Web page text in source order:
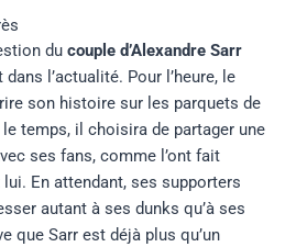
du couple d’Alexandre Sarr
l’actualité. Pour l’heure, le
son histoire sur les parquets de
le temps, il choisira de partager une
ses fans, comme l’ont fait
lui. En attendant, ses supporters
autant à ses dunks qu’à ses
que Sarr est déjà plus qu’un